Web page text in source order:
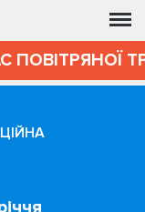
ПОВІТРЯНОЇ